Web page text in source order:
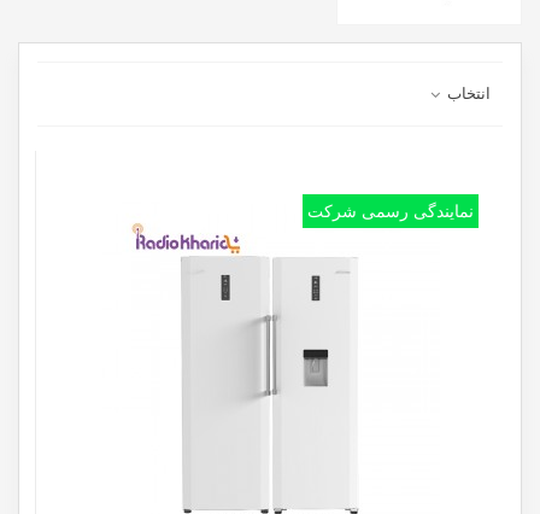
انتخاب
نمایندگی رسمی شرکت